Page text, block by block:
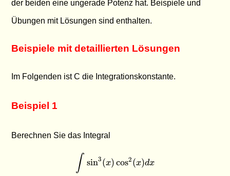
der beiden eine ungerade Potenz hat. Beispiele und
Übungen mit Lösungen sind enthalten.
Beispiele mit detaillierten Lösungen
Im Folgenden ist C die Integrationskonstante.
Beispiel 1
Berechnen Sie das Integral
\int \sin^3(x) \cos^2(x) dx
∫ sin3(x)cos2(x)dx